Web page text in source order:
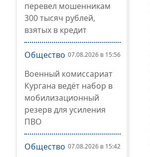
перевел мошенникам
300 тысяч рублей,
взятых в кредит
Общество 07.08.2026 в 15:56
Военный комиссариат
Кургана ведёт набор в
мобилизационный
резерв для усиления
ПВО
Общество 07.08.2026 в 15:42